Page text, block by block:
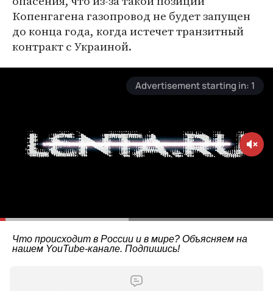
Копенгагена газопровод не будет запущен
до конца года, когда истечет транзитный
контракт с Украиной.
Что происходит в России и в мире? Объясняем на
нашем YouTube-канале. Подпишись!